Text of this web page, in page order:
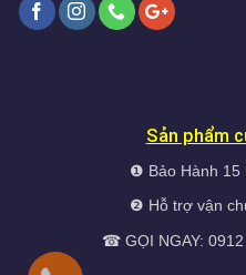
Sản phẩm
❶ Bảo Hành 15
❷ Hỗ trợ vận
☎ GỌI NGAY: 0912